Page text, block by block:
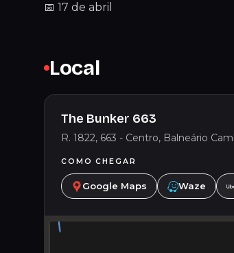
📅 17 de abril
Local
The Bunker 663
R. 1822, 663 - Centro, Balneário
COMO CHEGAR
Google Maps Waze